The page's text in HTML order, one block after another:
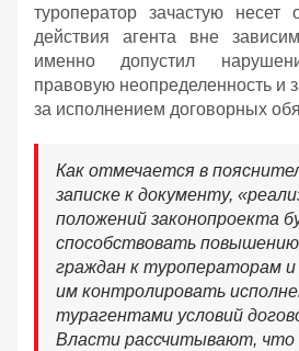
туроператор зачастую несет
действия агента вне
именно допустил
правовую неопределенность и
за исполнением договорных
Как отмечается в
записке к документу,
положений законопроекта
способствовать
граждан к туроператорам и
им контролировать
турагентами условий
Власти рассчитывают, что